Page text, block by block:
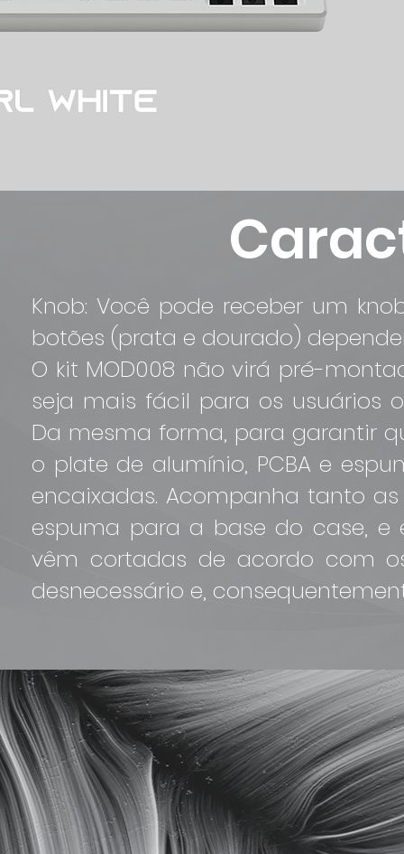
Knob: Você pode receber um
botões (prata e dourado)
O kit MOD008 não virá pré-
seja mais fácil para os usuários
Da mesma forma, para garantir
o plate de alumínio, PCBA e
encaixadas. Acompanha tanto
espuma para a base do case, e
vêm cortadas de acordo com
desnecessário e,